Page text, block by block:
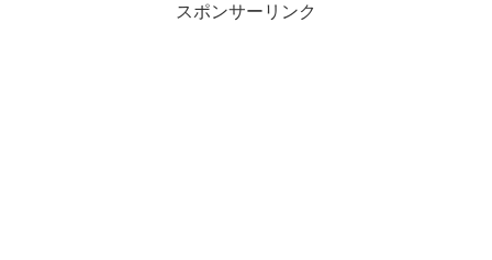
スポンサーリンク